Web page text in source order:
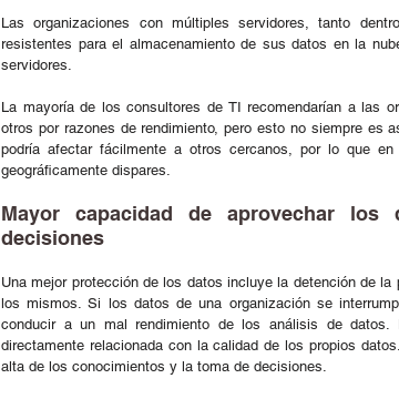
Las organizaciones con múltiples servidores, tanto
resistentes para el almacenamiento de sus datos en la
servidores.
La mayoría de los consultores de TI recomendarían a las
otros por razones de rendimiento, pero esto no siempre es
podría afectar fácilmente a otros cercanos, por lo que
geográficamente dispares.
Mayor capacidad de aprovechar
decisiones
Una mejor protección de los datos incluye la detención de
los mismos. Si los datos de una organización se
conducir a un mal rendimiento de los análisis de
directamente relacionada con la calidad de los propios
alta de los conocimientos y la toma de decisiones.